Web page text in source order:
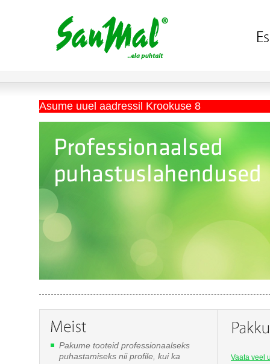
Asume uuel aadressil Krookuse 8
Vaata veel
Pakume tooteid professionaalseks
puhastamiseks nii profile, kui ka